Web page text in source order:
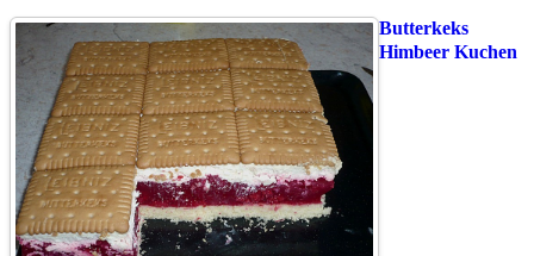
Butterkeks
Himbeer Kuchen